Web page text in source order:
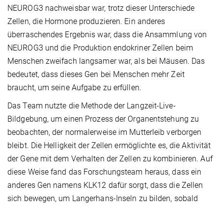
NEUROG3 nachweisbar war, trotz dieser Unterschiede
Zellen, die Hormone produzieren. Ein anderes
überraschendes Ergebnis war, dass die Ansammlung von
NEUROG3 und die Produktion endokriner Zellen beim
Menschen zweifach langsamer war, als bei Mäusen. Das
bedeutet, dass dieses Gen bei Menschen mehr Zeit
braucht, um seine Aufgabe zu erfüllen.
Das Team nutzte die Methode der Langzeit-Live-
Bildgebung, um einen Prozess der Organentstehung zu
beobachten, der normalerweise im Mutterleib verborgen
bleibt. Die Helligkeit der Zellen ermöglichte es, die Aktivität
der Gene mit dem Verhalten der Zellen zu kombinieren. Auf
diese Weise fand das Forschungsteam heraus, dass ein
anderes Gen namens KLK12 dafür sorgt, dass die Zellen
sich bewegen, um Langerhans-Inseln zu bilden, sobald